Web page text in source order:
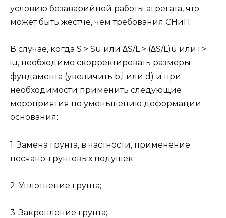
условию безаварийной работы агрегата, что
может быть жестче, чем требования СНиП.
В случае, когда S > Su или ∆S/L > (∆S/L)u или i >
iu, необходимо скорректировать размеры
фундамента (увеличить b,l или d) и при
необходимости применить следующие
мероприятия по уменьшению деформации
основания:
1. Замена грунта, в частности, применение
песчано-грунтовых подушек;
2. Уплотнение грунта;
3. Закрепление грунта;